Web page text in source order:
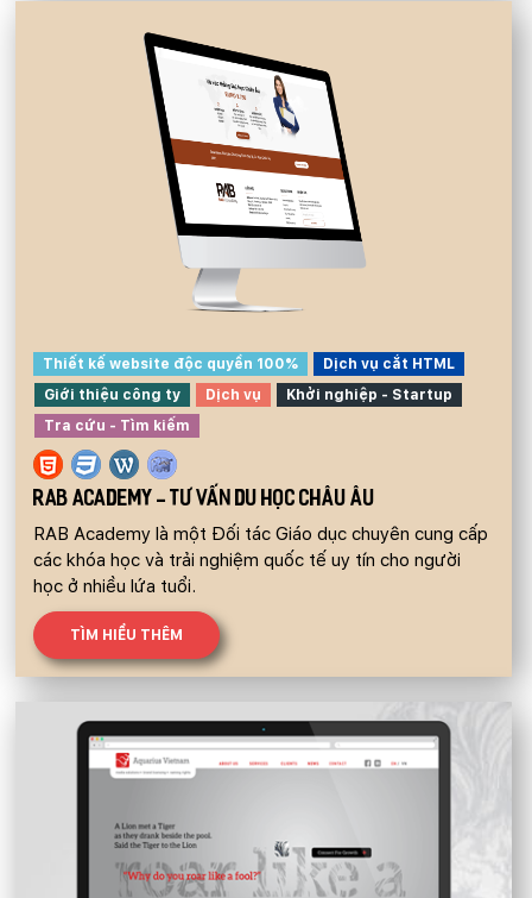
Thiết kế website độc quyền 100%
Dịch vụ cắt HTML
Giới thiệu công ty
Dịch vụ
Khởi nghiệp - Startup
Tra cứu - Tìm kiếm
RAB ACADEMY - TƯ VẤN DU HỌC CHÂU ÂU
RAB Academy là một Đối tác Giáo dục chuyên cung cấp
các khóa học và trải nghiệm quốc tế uy tín cho người
học ở nhiều lứa tuổi.
TÌM HIỂU THÊM